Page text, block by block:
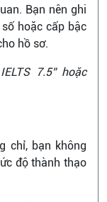
Bạn nên ghi
hoặc cấp bậc
hồ sơ.
7.5” hoặc
chỉ, bạn không
độ thành thạo